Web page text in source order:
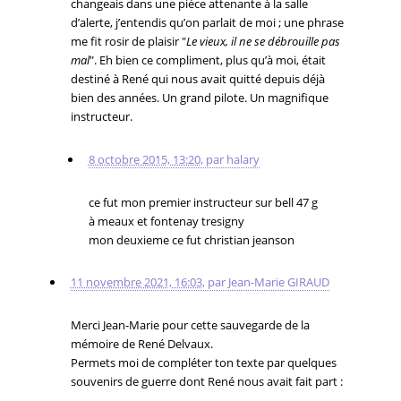
changeais dans une pièce attenante à la salle
d’alerte, j’entendis qu’on parlait de moi ; une phrase
me fit rosir de plaisir "Le vieux, il ne se débrouille pas
mal". Eh bien ce compliment, plus qu’à moi, était
destiné à René qui nous avait quitté depuis déjà
bien des années. Un grand pilote. Un magnifique
instructeur.
8 octobre 2015, 13:20, par halary
ce fut mon premier instructeur sur bell 47 g
à meaux et fontenay tresigny
mon deuxieme ce fut christian jeanson
11 novembre 2021, 16:03, par Jean-Marie GIRAUD
Merci Jean-Marie pour cette sauvegarde de la
mémoire de René Delvaux.
Permets moi de compléter ton texte par quelques
souvenirs de guerre dont René nous avait fait part :